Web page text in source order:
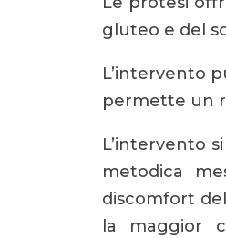
gluteo e del
L’intervento
permette un
L’intervento
metodica
discomfort
la maggior